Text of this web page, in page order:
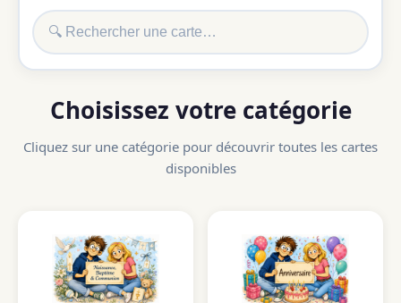
Choisissez votre catégorie
Cliquez sur une catégorie pour découvrir toutes les cartes
disponibles